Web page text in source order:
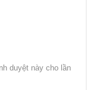
duyệt này cho lần